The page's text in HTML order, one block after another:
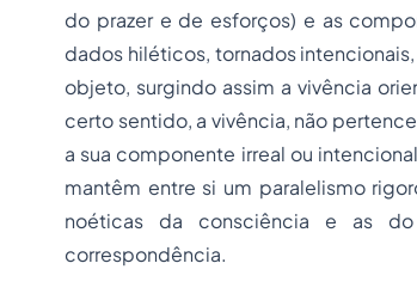
do prazer e de esforços) e as
dados hiléticos, tornados
objeto, surgindo assim a vivência
certo sentido, a vivência, não
a sua componente irreal ou
mantêm entre si um paralelismo
noéticas da consciência e as
correspondência.